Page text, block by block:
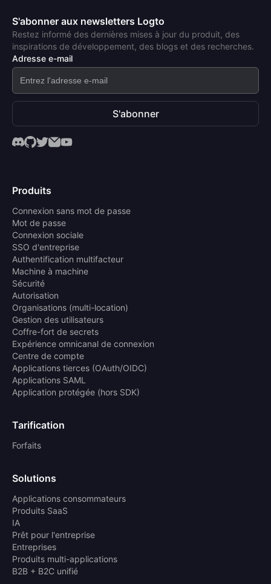
S'abonner aux newsletters Logto
Restez informé des dernières mises à jour du produit, des
inspirations de développement, des blogs et des recherches.
Adresse e-mail
S'abonner
Produits
Connexion sans mot de passe
Mot de passe
Connexion sociale
SSO d'entreprise
Authentification multifacteur
Machine à machine
Sécurité
Autorisation
Organisations (multi-location)
Gestion des utilisateurs
Coffre-fort de secrets
Expérience omnicanal de connexion
Centre de compte
Applications tierces (OAuth/OIDC)
Applications SAML
Application protégée (hors SDK)
Tarification
Forfaits
Solutions
Applications consommateurs
Produits SaaS
IA
Prêt pour l'entreprise
Entreprises
Produits multi-applications
B2B + B2C unifié